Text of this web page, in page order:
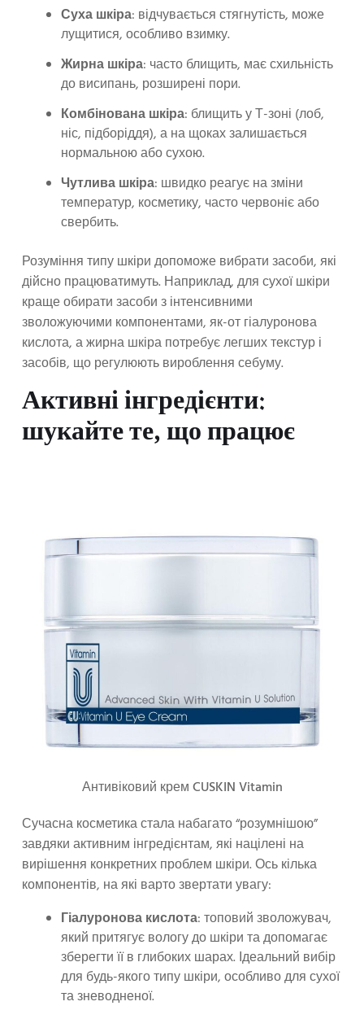
Суха шкіра: відчувається стягнутість, може
лущитися, особливо взимку.
Жирна шкіра: часто блищить, має схильність
до висипань, розширені пори.
Комбінована шкіра: блищить у Т-зоні (лоб,
ніс, підборіддя), а на щоках залишається
нормальною або сухою.
Чутлива шкіра: швидко реагує на зміни
температур, косметику, часто червоніє або
свербить.
Розуміння типу шкіри допоможе вибрати засоби, які
дійсно працюватимуть. Наприклад, для сухої шкіри
краще обирати засоби з інтенсивними
зволожуючими компонентами, як-от гіалуронова
кислота, а жирна шкіра потребує легших текстур і
засобів, що регулюють вироблення себуму.
Активні інгредієнти:
шукайте те, що працює
Антивіковий крем CUSKIN Vitamin
Сучасна косметика стала набагато “розумнішою”
завдяки активним інгредієнтам, які націлені на
вирішення конкретних проблем шкіри. Ось кілька
компонентів, на які варто звертати увагу:
Гіалуронова кислота: топовий зволожувач,
який притягує вологу до шкіри та допомагає
зберегти її в глибоких шарах. Ідеальний вибір
для будь-якого типу шкіри, особливо для сухої
та зневодненої.